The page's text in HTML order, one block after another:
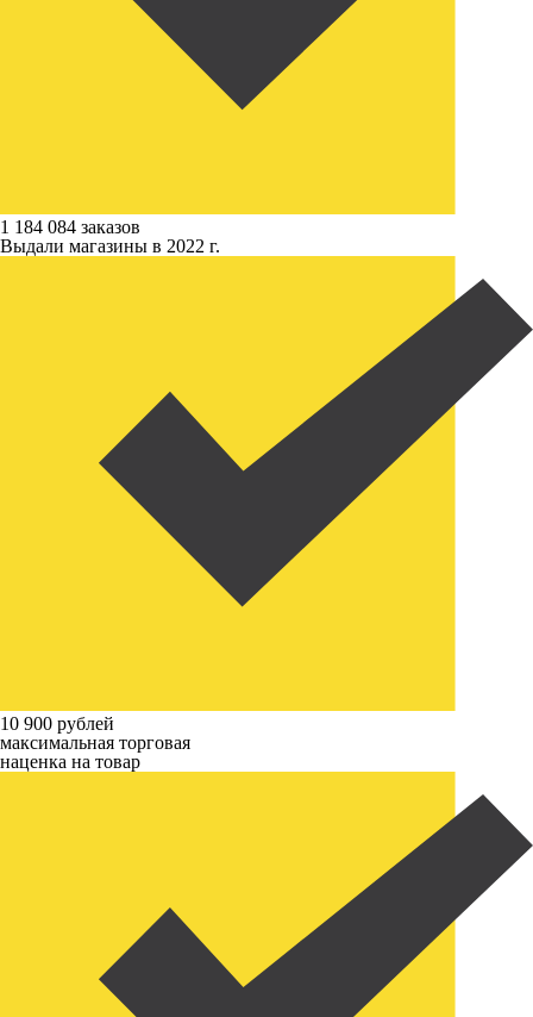
1 184 084 заказов
Выдали магазины в 2022 г.
10 900 рублей
максимальная торговая
наценка на товар